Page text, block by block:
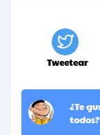
Tweetear
¿Te